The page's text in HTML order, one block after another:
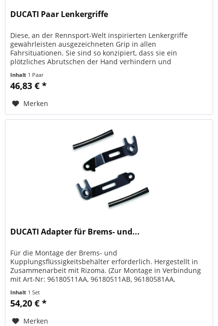
DUCATI Paar Lenkergriffe
Diese, an der Rennsport-Welt inspirierten Lenkergriffe
gewährleisten ausgezeichneten Grip in allen
Fahrsituationen. Sie sind so konzipiert, dass sie ein
plötzliches Abrutschen der Hand verhindern und
Inhalt 1 Paar
46,83 € *
Merken
DUCATI Adapter für Brems- und...
Für die Montage der Brems- und
Kupplungsflüssigkeitsbehälter erforderlich. Hergestellt in
Zusammenarbeit mit Rizoma. (Zur Montage in Verbindung
mit Art-Nr: 96180511AA, 96180511AB, 96180581AA,
Inhalt 1 Set
54,20 € *
Merken